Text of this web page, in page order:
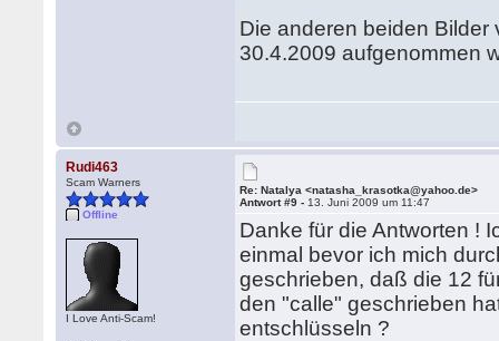
Die anderen beiden
30.4.2009 aufgenommen
Rudi463
Scam Warners
Offline
I Love Anti-Scam!
Re: Natalya <natasha_krasotka@yahoo.de>
Antwort #9 - 13. Juni 2009 um 11:47
Danke für die Antworten !
einmal bevor ich mich
geschrieben, daß die 12
den "calle" geschrieben
entschlüsseln ?